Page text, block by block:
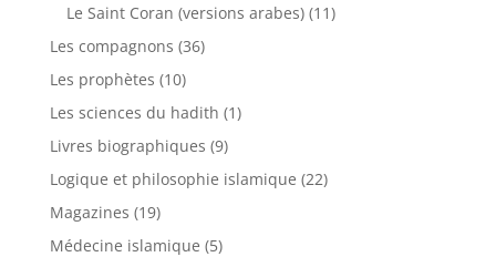
Le Saint Coran (versions arabes) (11)
Les compagnons (36)
Les prophètes (10)
Les sciences du hadith (1)
Livres biographiques (9)
Logique et philosophie islamique (22)
Magazines (19)
Médecine islamique (5)